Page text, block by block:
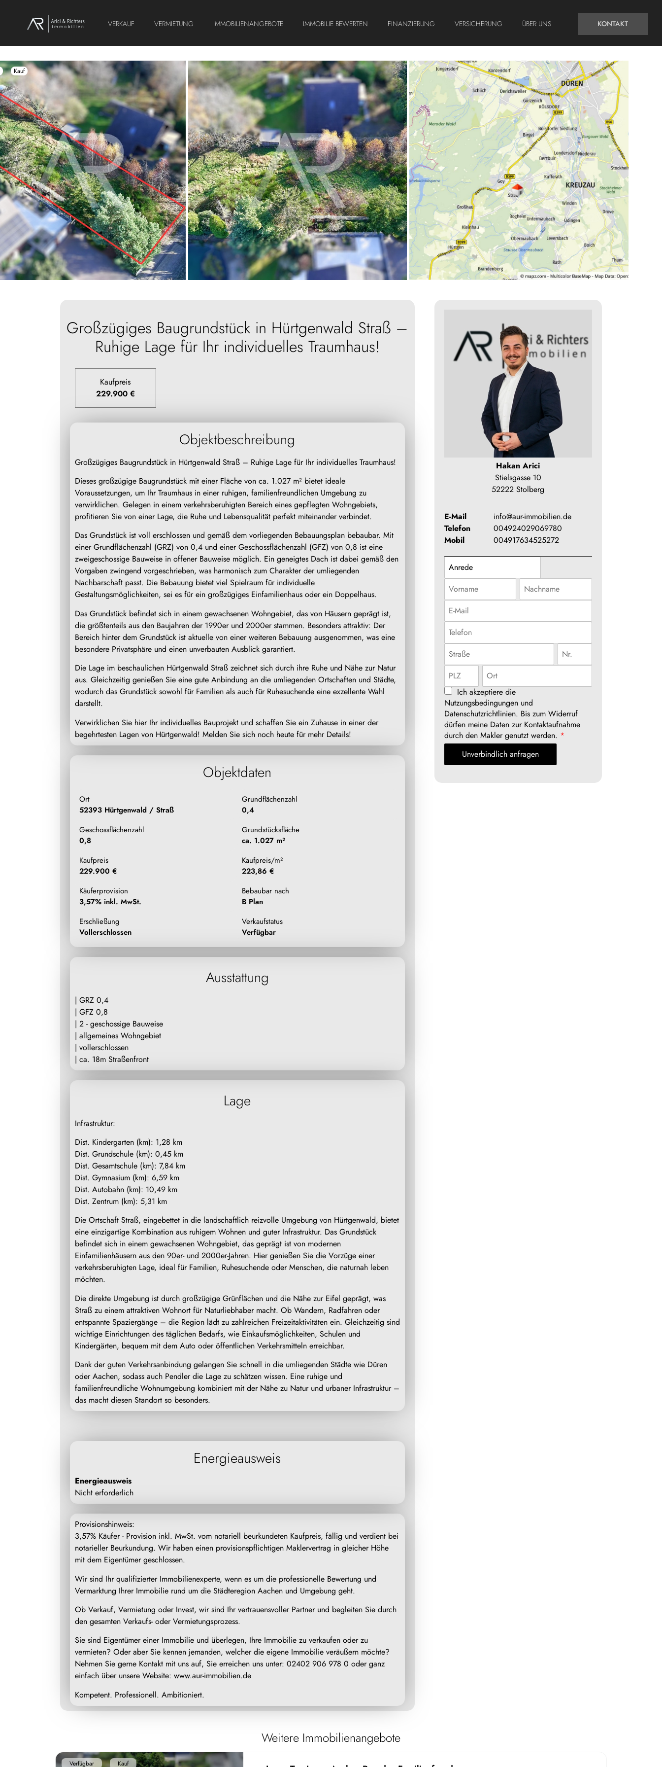
VERKAUF VERMIETUNG IMMOBILIENANGEBOTE IMMOBILIE BEWERTEN FINANZIERUNG VERSICHERUNG ÜBER UNS KONTAKT
Kauf
Großzügiges Baugrundstück in Hürtgenwald Straß –
Ruhige Lage für Ihr individuelles Traumhaus!
Kaufpreis
229.900 €
Objektbeschreibung
Großzügiges Baugrundstück in Hürtgenwald Straß – Ruhige Lage für Ihr individuelles Traumhaus!
Dieses großzügige Baugrundstück mit einer Fläche von ca. 1.027 m² bietet ideale
Voraussetzungen, um Ihr Traumhaus in einer ruhigen, familienfreundlichen Umgebung zu
verwirklichen. Gelegen in einem verkehrsberuhigten Bereich eines gepflegten Wohngebiets,
profitieren Sie von einer Lage, die Ruhe und Lebensqualität perfekt miteinander verbindet.
Das Grundstück ist voll erschlossen und gemäß dem vorliegenden Bebauungsplan bebaubar. Mit
einer Grundflächenzahl (GRZ) von 0,4 und einer Geschossflächenzahl (GFZ) von 0,8 ist eine
zweigeschossige Bauweise in offener Bauweise möglich. Ein geneigtes Dach ist dabei gemäß den
Vorgaben zwingend vorgeschrieben, was harmonisch zum Charakter der umliegenden
Nachbarschaft passt. Die Bebauung bietet viel Spielraum für individuelle
Gestaltungsmöglichkeiten, sei es für ein großzügiges Einfamilienhaus oder ein Doppelhaus.
Das Grundstück befindet sich in einem gewachsenen Wohngebiet, das von Häusern geprägt ist,
die größtenteils aus den Baujahren der 1990er und 2000er stammen. Besonders attraktiv: Der
Bereich hinter dem Grundstück ist aktuelle von einer weiteren Bebauung ausgenommen, was eine
besondere Privatsphäre und einen unverbauten Ausblick garantiert.
Die Lage im beschaulichen Hürtgenwald Straß zeichnet sich durch ihre Ruhe und Nähe zur Natur
aus. Gleichzeitig genießen Sie eine gute Anbindung an die umliegenden Ortschaften und Städte,
wodurch das Grundstück sowohl für Familien als auch für Ruhesuchende eine exzellente Wahl
darstellt.
Verwirklichen Sie hier Ihr individuelles Bauprojekt und schaffen Sie ein Zuhause in einer der
begehrtesten Lagen von Hürtgenwald! Melden Sie sich noch heute für mehr Details!
Objektdaten
Ort
52393 Hürtgenwald / Straß
Grundflächenzahl
0,4
Geschossflächenzahl
0,8
Grundstücksfläche
ca. 1.027 m²
Kaufpreis
229.900 €
Kaufpreis/m²
223,86 €
Käuferprovision
3,57% inkl. MwSt.
Bebaubar nach
B Plan
Erschließung
Vollerschlossen
Verkaufstatus
Verfügbar
Ausstattung
| GRZ 0,4
| GFZ 0,8
| 2 - geschossige Bauweise
| allgemeines Wohngebiet
| vollerschlossen
| ca. 18m Straßenfront
Lage
Infrastruktur:
Dist. Kindergarten (km): 1,28 km
Dist. Grundschule (km): 0,45 km
Dist. Gesamtschule (km): 7,84 km
Dist. Gymnasium (km): 6,59 km
Dist. Autobahn (km): 10,49 km
Dist. Zentrum (km): 5,31 km
Die Ortschaft Straß, eingebettet in die landschaftlich reizvolle Umgebung von Hürtgenwald, bietet
eine einzigartige Kombination aus ruhigem Wohnen und guter Infrastruktur. Das Grundstück
befindet sich in einem gewachsenen Wohngebiet, das geprägt ist von modernen
Einfamilienhäusern aus den 90er- und 2000er-Jahren. Hier genießen Sie die Vorzüge einer
verkehrsberuhigten Lage, ideal für Familien, Ruhesuchende oder Menschen, die naturnah leben
möchten.
Die direkte Umgebung ist durch großzügige Grünflächen und die Nähe zur Eifel geprägt, was
Straß zu einem attraktiven Wohnort für Naturliebhaber macht. Ob Wandern, Radfahren oder
entspannte Spaziergänge – die Region lädt zu zahlreichen Freizeitaktivitäten ein. Gleichzeitig sind
wichtige Einrichtungen des täglichen Bedarfs, wie Einkaufsmöglichkeiten, Schulen und
Kindergärten, bequem mit dem Auto oder öffentlichen Verkehrsmitteln erreichbar.
Dank der guten Verkehrsanbindung gelangen Sie schnell in die umliegenden Städte wie Düren
oder Aachen, sodass auch Pendler die Lage zu schätzen wissen. Eine ruhige und
familienfreundliche Wohnumgebung kombiniert mit der Nähe zu Natur und urbaner Infrastruktur –
das macht diesen Standort so besonders.
Energieausweis
Energieausweis
Nicht erforderlich
Provisionshinweis:
3,57% Käufer - Provision inkl. MwSt. vom notariell beurkundeten Kaufpreis, fällig und verdient bei
notarieller Beurkundung. Wir haben einen provisionspflichtigen Maklervertrag in gleicher Höhe
mit dem Eigentümer geschlossen.
Wir sind Ihr qualifizierter Immobilienexperte, wenn es um die professionelle Bewertung und
Vermarktung Ihrer Immobilie rund um die Städteregion Aachen und Umgebung geht.
Ob Verkauf, Vermietung oder Invest, wir sind Ihr vertrauensvoller Partner und begleiten Sie durch
den gesamten Verkaufs- oder Vermietungsprozess.
Sie sind Eigentümer einer Immobilie und überlegen, Ihre Immobilie zu verkaufen oder zu
vermieten? Oder aber Sie kennen jemanden, welcher die eigene Immobilie veräußern möchte?
Nehmen Sie gerne Kontakt mit uns auf, Sie erreichen uns unter: 02402 906 978 0 oder ganz
einfach über unsere Website: www.aur-immobilien.de
Kompetent. Professionell. Ambitioniert.
Hakan Arici
Stielsgasse 10
52222 Stolberg
E-Mail
info@aur-immobilien.de
Telefon
004924029069780
Mobil
004917634525272
Ich akzeptiere die
Nutzungsbedingungen und
Datenschutzrichtlinien. Bis zum Widerruf
dürfen meine Daten zur Kontaktaufnahme
durch den Makler genutzt werden. *
Unverbindlich anfragen
Weitere Immobilienangebote
Verfügbar Kauf